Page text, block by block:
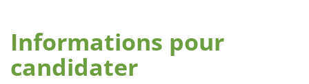
Informations pour
candidater